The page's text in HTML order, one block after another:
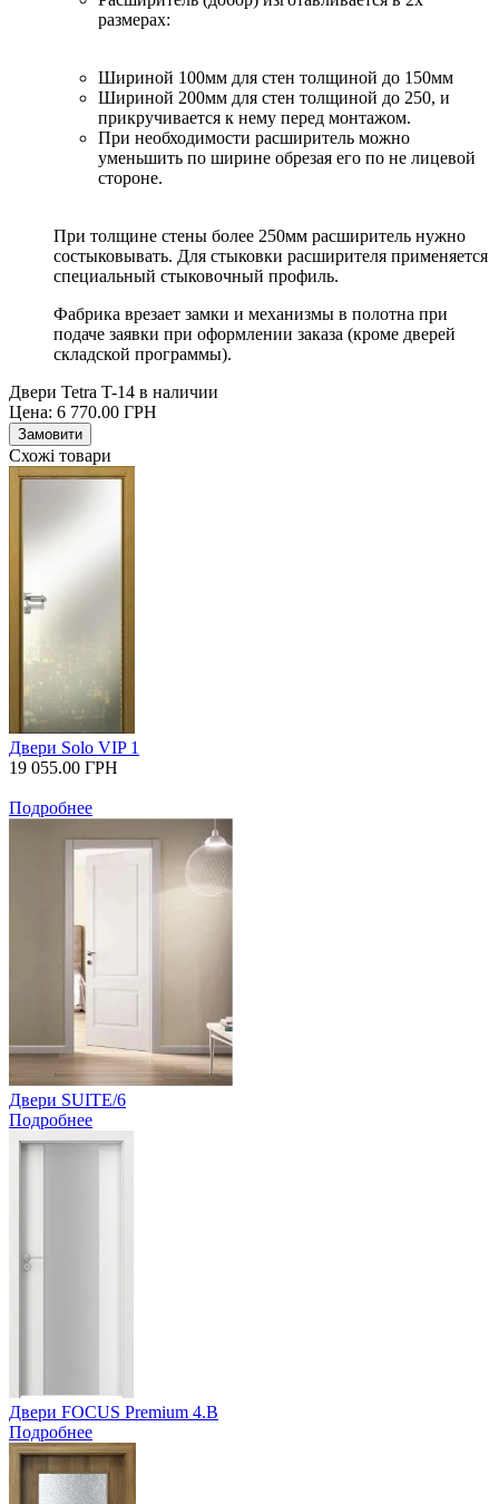
размерах:
Шириной 100мм для стен толщиной до 150мм
Шириной 200мм для стен толщиной до 250, и
прикручивается к нему перед монтажом.
При необходимости расширитель можно
уменьшить по ширине обрезая его по не лицевой
стороне.
При толщине стены более 250мм расширитель нужно
состыковывать. Для стыковки расширителя применяется
специальный стыковочный профиль.
Фабрика врезает замки и механизмы в полотна при
подаче заявки при оформлении заказа (кроме дверей
складской программы).
Двери Tetra T-14 в наличии
Цена: 6 770.00 ГРН
Замовити
Схожі товари
Двери Solo VIP 1
19 055.00 ГРН
Подробнее
Двери SUITE/6
Подробнее
Двери FOCUS Premium 4.B
Подробнее